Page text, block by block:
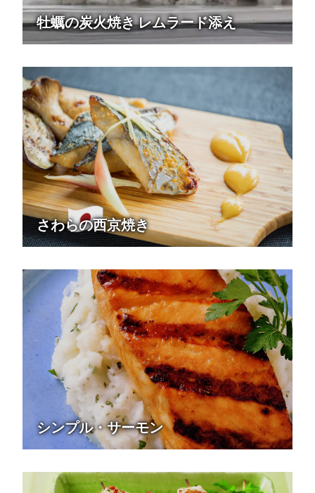
牡蠣の炭火焼き レムラード添え
さわらの西京焼き
シンプル・サーモン